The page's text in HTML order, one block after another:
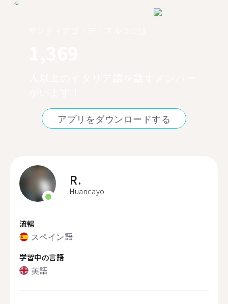
アプリをダウンロードする
R.
Huancayo
流暢
スペイン語
学習中の言語
英語